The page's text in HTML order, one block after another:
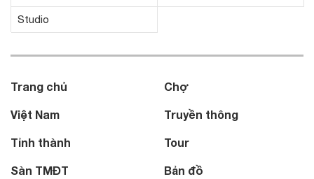
Studio
Trang chủ
Việt Nam
Tỉnh thành
Sàn TMĐT
Chợ
Truyền thông
Tour
Bản đồ